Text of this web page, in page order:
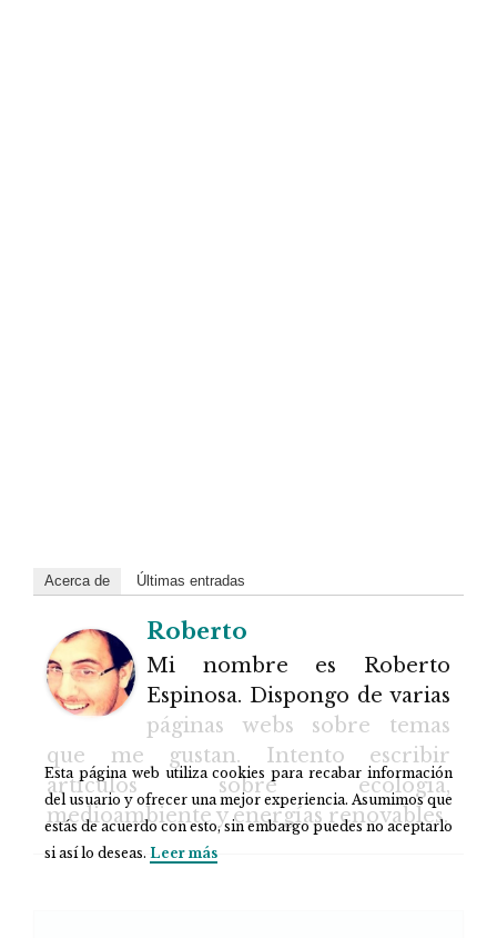
Acerca de Últimas entradas
Roberto
Mi nombre es Roberto
Espinosa. Dispongo de varias
páginas webs sobre temas
que me gustan. Intento escribir
artículos sobre ecología,
medioambiente y energías renovables.
Esta página web utiliza cookies para recabar información
del usuario y ofrecer una mejor experiencia. Asumimos que
estás de acuerdo con esto, sin embargo puedes no aceptarlo
si así lo deseas. Leer más